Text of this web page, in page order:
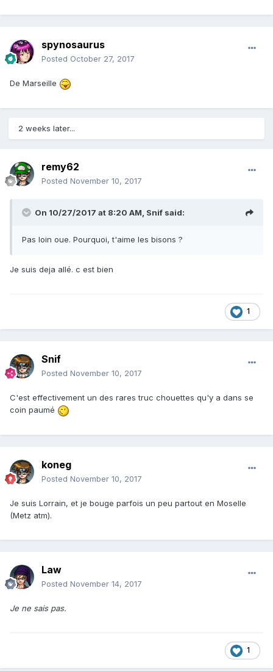
spynosaurus
Posted October 27, 2017
De Marseille
2 weeks later...
remy62
Posted November 10, 2017
On 10/27/2017 at 8:20 AM, Snif said:
Pas loin oue. Pourquoi, t'aime les bisons ?
Je suis deja allé. c est bien
1
Snif
Posted November 10, 2017
C'est effectivement un des rares truc chouettes qu'y a dans se
coin paumé
koneg
Posted November 10, 2017
Je suis Lorrain, et je bouge parfois un peu partout en Moselle
(Metz atm).
Law
Posted November 14, 2017
Je ne sais pas.
1